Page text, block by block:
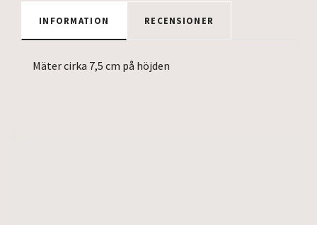
INFORMATION RECENSIONER
Mäter cirka 7,5 cm på höjden